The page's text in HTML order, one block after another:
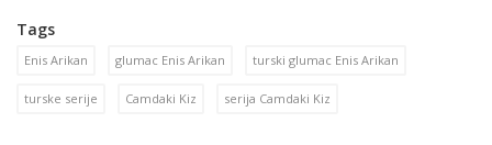
Tags
Enis Arikan glumac Enis Arikan turski glumac Enis Arikan
turske serije Camdaki Kiz serija Camdaki Kiz